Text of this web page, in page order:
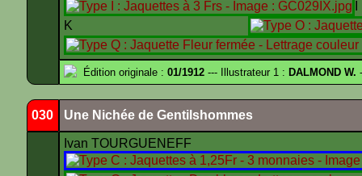
K
Édition originale : 01/1912 --- Illustrateur 1 : DALMOND W.
030 Une Nichée de Gentilshommes
Ivan TOURGUENEFF